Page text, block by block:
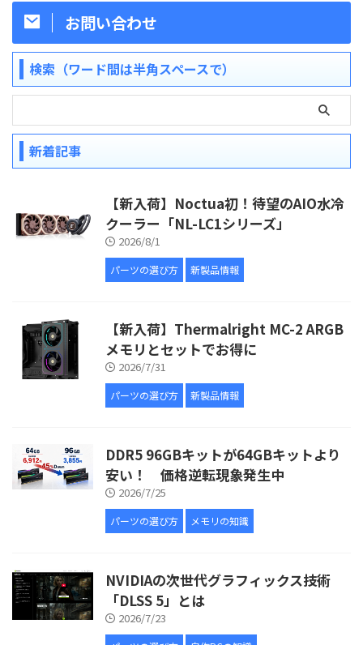
お問い合わせ
検索（ワード間は半角スペースで）
新着記事
【新入荷】Noctua初！待望のAIO水冷
クーラー「NL-LC1シリーズ」
2026/8/1
パーツの選び方 新製品情報
【新入荷】Thermalright MC-2 ARGB
メモリとセットでお得に
2026/7/31
パーツの選び方 新製品情報
DDR5 96GBキットが64GBキットより
安い！ 価格逆転現象発生中
2026/7/25
パーツの選び方 メモリの知識
NVIDIAの次世代グラフィックス技術
「DLSS 5」とは
2026/7/23